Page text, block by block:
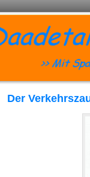
Der